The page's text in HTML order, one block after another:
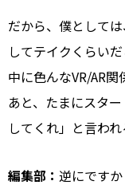
だから、僕として
してテイクくらい
中に色んなVR/AR関
あと、たまにスタ
してくれ」と言わ
編集部： 逆にです